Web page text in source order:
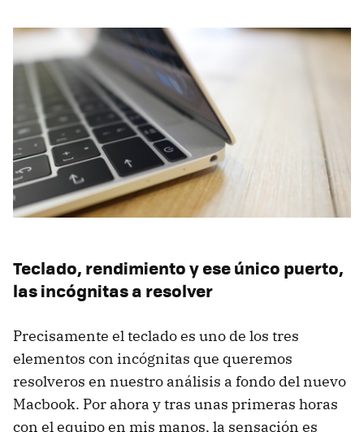
Teclado, rendimiento y ese único puerto,
las incógnitas a resolver
Precisamente el teclado es uno de los tres
elementos con incógnitas que queremos
resolveros en nuestro análisis a fondo del nuevo
Macbook. Por ahora y tras unas primeras horas
con el equipo en mis manos, la sensación es